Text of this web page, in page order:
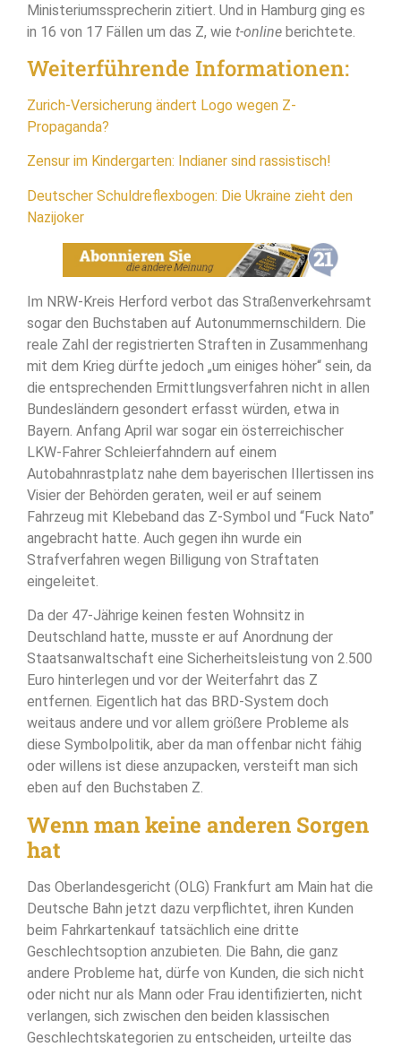
Ministeriumssprecherin zitiert. Und in Hamburg ging es
in 16 von 17 Fällen um das Z, wie t-online berichtete.
Weiterführende Informationen:
Zurich-Versicherung ändert Logo wegen Z-
Propaganda?
Zensur im Kindergarten: Indianer sind rassistisch!
Deutscher Schuldreflexbogen: Die Ukraine zieht den
Nazijoker
Im NRW-Kreis Herford verbot das Straßenverkehrsamt
sogar den Buchstaben auf Autonummernschildern. Die
reale Zahl der registrierten Straften in Zusammenhang
mit dem Krieg dürfte jedoch „um einiges höher“ sein, da
die entsprechenden Ermittlungsverfahren nicht in allen
Bundesländern gesondert erfasst würden, etwa in
Bayern. Anfang April war sogar ein österreichischer
LKW-Fahrer Schleierfahndern auf einem
Autobahnrastplatz nahe dem bayerischen Illertissen ins
Visier der Behörden geraten, weil er auf seinem
Fahrzeug mit Klebeband das Z-Symbol und “Fuck Nato”
angebracht hatte. Auch gegen ihn wurde ein
Strafverfahren wegen Billigung von Straftaten
eingeleitet.
Da der 47-Jährige keinen festen Wohnsitz in
Deutschland hatte, musste er auf Anordnung der
Staatsanwaltschaft eine Sicherheitsleistung von 2.500
Euro hinterlegen und vor der Weiterfahrt das Z
entfernen. Eigentlich hat das BRD-System doch
weitaus andere und vor allem größere Probleme als
diese Symbolpolitik, aber da man offenbar nicht fähig
oder willens ist diese anzupacken, versteift man sich
eben auf den Buchstaben Z.
Wenn man keine anderen Sorgen
hat
Das Oberlandesgericht (OLG) Frankfurt am Main hat die
Deutsche Bahn jetzt dazu verpflichtet, ihren Kunden
beim Fahrkartenkauf tatsächlich eine dritte
Geschlechtsoption anzubieten. Die Bahn, die ganz
andere Probleme hat, dürfe von Kunden, die sich nicht
oder nicht nur als Mann oder Frau identifizierten, nicht
verlangen, sich zwischen den beiden klassischen
Geschlechtskategorien zu entscheiden, urteilte das